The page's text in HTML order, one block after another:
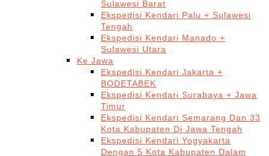
Sulawesi Barat
Ekspedisi Kendari Palu + Sulawesi
Tengah
Ekspedisi Kendari Manado +
Sulawesi Utara
Ke Jawa
Ekspedisi Kendari Jakarta +
BODETABEK
Ekspedisi Kendari Surabaya + Jawa
Timur
Ekspedisi Kendari Semarang Dan 33
Kota Kabupaten Di Jawa Tengah
Ekspedisi Kendari Yogyakarta
Dengan 5 Kota Kabupaten Dalam